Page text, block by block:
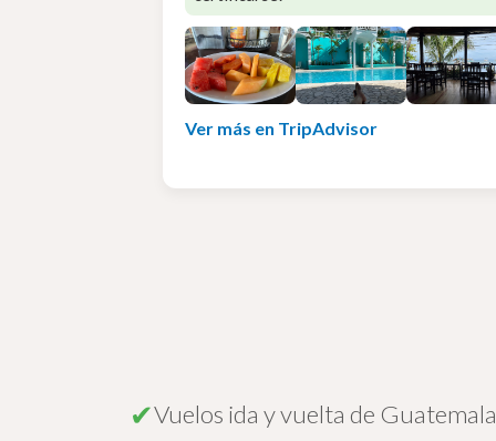
Ver más en TripAdvisor
✔Vuelos ida y vuelta de